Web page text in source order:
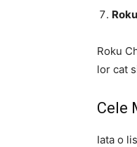
Roku
lor cat
Cele
Iata o